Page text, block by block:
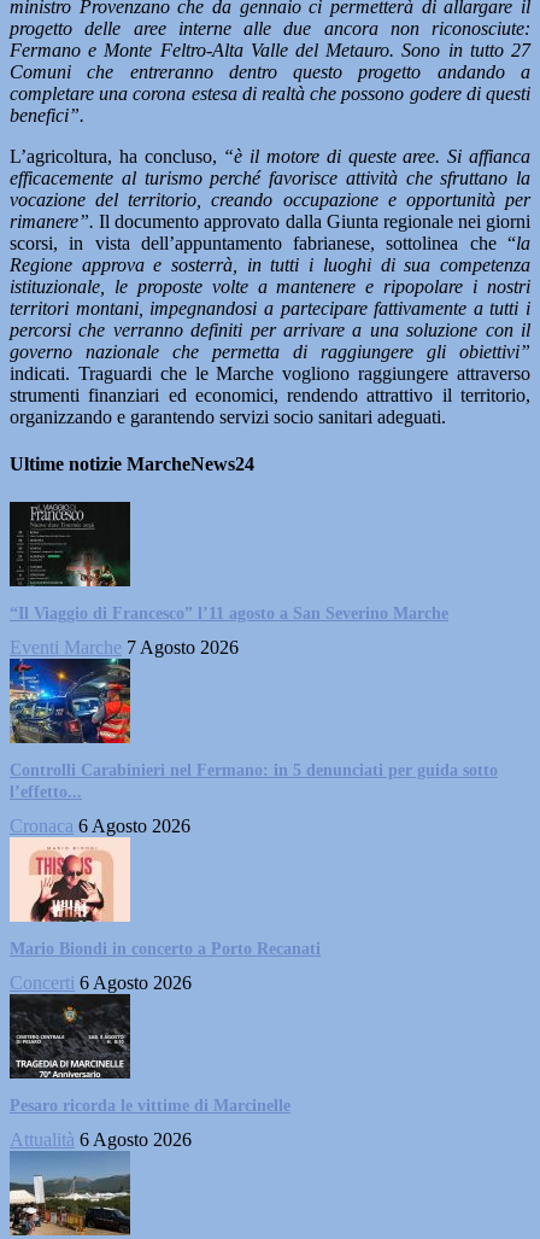
ministro Provenzano che da gennaio ci permetterà di allargare il
progetto delle aree interne alle due ancora non riconosciute:
Fermano e Monte Feltro-Alta Valle del Metauro. Sono in tutto 27
Comuni che entreranno dentro questo progetto andando a
completare una corona estesa di realtà che possono godere di questi
benefici”.
L’agricoltura, ha concluso, “è il motore di queste aree. Si affianca
efficacemente al turismo perché favorisce attività che sfruttano la
vocazione del territorio, creando occupazione e opportunità per
rimanere”. Il documento approvato dalla Giunta regionale nei giorni
scorsi, in vista dell’appuntamento fabrianese, sottolinea che “la
Regione approva e sosterrà, in tutti i luoghi di sua competenza
istituzionale, le proposte volte a mantenere e ripopolare i nostri
territori montani, impegnandosi a partecipare fattivamente a tutti i
percorsi che verranno definiti per arrivare a una soluzione con il
governo nazionale che permetta di raggiungere gli obiettivi”
indicati. Traguardi che le Marche vogliono raggiungere attraverso
strumenti finanziari ed economici, rendendo attrattivo il territorio,
organizzando e garantendo servizi socio sanitari adeguati.
Ultime notizie MarcheNews24
“Il Viaggio di Francesco” l’11 agosto a San Severino Marche
Eventi Marche 7 Agosto 2026
Controlli Carabinieri nel Fermano: in 5 denunciati per guida sotto
l’effetto...
Cronaca 6 Agosto 2026
Mario Biondi in concerto a Porto Recanati
Concerti 6 Agosto 2026
Pesaro ricorda le vittime di Marcinelle
Attualità 6 Agosto 2026